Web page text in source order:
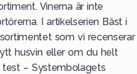
Vinerna är inte
I artikelserien Bäst i
som vi recenserar
husvin eller om du helt
– Systembolagets